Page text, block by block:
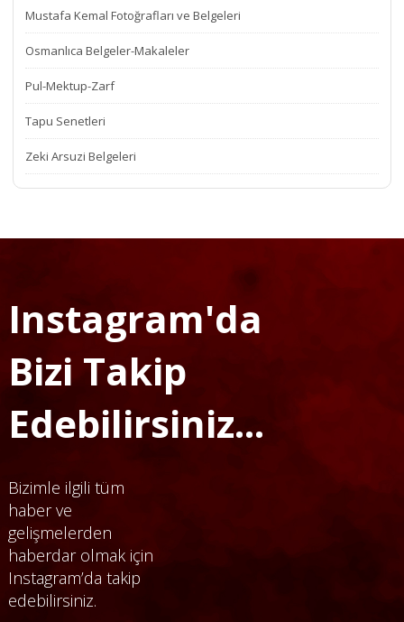
Mustafa Kemal Fotoğrafları ve Belgeleri
Osmanlıca Belgeler-Makaleler
Pul-Mektup-Zarf
Tapu Senetleri
Zeki Arsuzi Belgeleri
Instagram'da
Bizi Takip
Edebilirsiniz...
Bizimle ilgili tüm
haber ve
gelişmelerden
haberdar olmak için
Instagram’da takip
edebilirsiniz.